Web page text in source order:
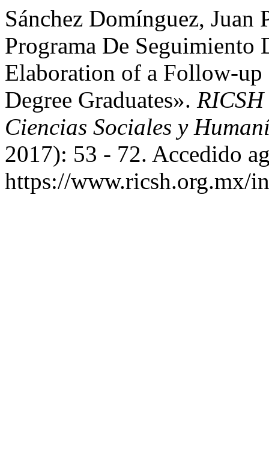
Sánchez Domínguez,
Programa De Seguimiento
Elaboration of a Follow-up
Degree Graduates».
Ciencias Sociales y
2017): 53 - 72. Accedido
https://www.ricsh.org.mx/